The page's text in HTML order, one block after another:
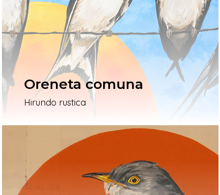
Oreneta comuna
Hirundo rustica
L’artista
El Procés
Ivars D’Urgell
Vallverd
Pg. Felip Rodés, 11, 25260